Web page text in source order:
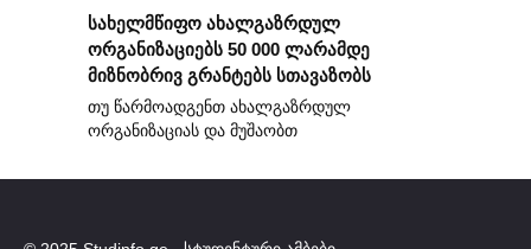
სახელმწიფო ახალგაზრდულ
ორგანიზაციებს 50 000 ლარამდე
მიზნობრივ გრანტებს სთავაზობს
თუ წარმოადგენთ ახალგაზრდულ
ორგანიზაციას და მუშაობთ